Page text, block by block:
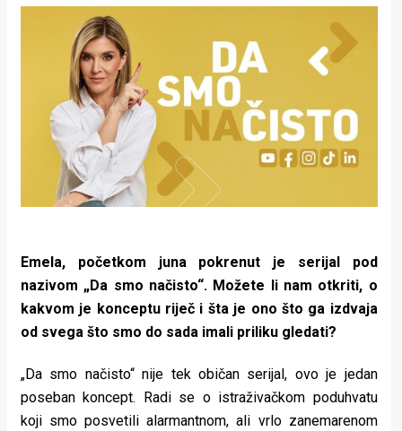
Magazin
Emela, početkom juna pokrenut je serijal pod
nazivom „Da smo načisto“. Možete li nam otkriti, o
kakvom je konceptu riječ i šta je ono što ga izdvaja
od svega što smo do sada imali priliku gledati?
„Da smo načisto“ nije tek običan serijal, ovo je jedan
poseban koncept. Radi se o istraživačkom poduhvatu
koji smo posvetili alarmantnom, ali vrlo zanemarenom